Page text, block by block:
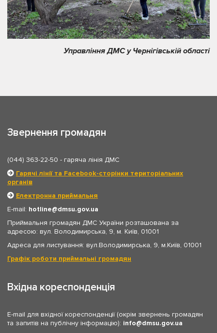
Управління ДМС у Чернігівській області
Звернення громадян
(044) 363-22-50 - гаряча лінія ДМС
Гарячі лінії та Facebook-сторінки територіальних
органів
Електронна приймальня
E-mail: hotline
dmsu.gov.ua
Приймальня громадян ДМС України розташована за
адресою: вул. Володимирська, 9, м. Київ, 01001
Адреса для листування: вул.Володимирська, 9, м.Київ, 01001
Графік роботи приймальні громадян
Вхідна кореспонденція
E-mail для вхідної кореспонденції (окрім звернень громадян
та запитів на публічну інформацію): info dmsu.gov.ua